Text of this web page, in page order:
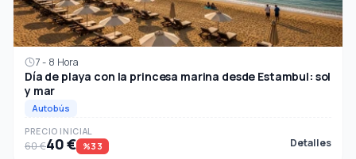
7 - 8 Hora
Día de playa con la princesa marina desde Estambul: sol
y mar
Autobús
PRECIO INICIAL
60 €40 € %33 Detalles